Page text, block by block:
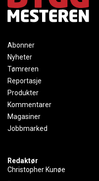
Abonner
Nyheter
Tømreren
Reportasje
Produkter
Kommentarer
Magasiner
Jobbmarked
Redaktør
Christopher Kunøe